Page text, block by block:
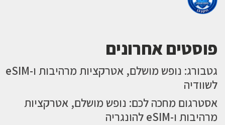
פוסטים אחרונים
גטבורג: נופש מושלם, אטרקציות מרהיבות ו-eSIM
לשוודיה
אסטרגום מחכה לכם: נופש מושלם, אטרקציות
מרהיבות ו-eSIM להונגריה